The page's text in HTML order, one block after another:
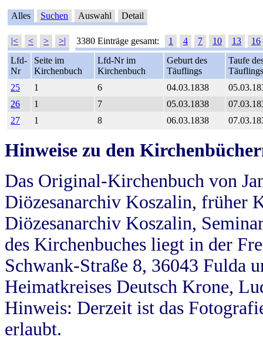
Alles Suchen Auswahl Detail
|< < > >| 3380 Einträge gesamt: 1 4 7 10 13
16
Lfd-
Nr
Seite im
Kirchenbuch
Lfd-Nr im
Kirchenbuch
Geburt des
Täuflings
Taufe
Täuflings
25
1 6 04.03.1838
26
1 7 05.03.1838
27
1 8 06.03.1838
Hinweise zu den
Das Original-Kirchenbuch von
Diözesanarchiv Koszalin, früher
Diözesanarchiv Koszalin,
des Kirchenbuches liegt in der
Schwank-Straße 8, 36043 Fulda
Heimatkreises Deutsch Krone,
Hinweis: Derzeit ist das
erlaubt.